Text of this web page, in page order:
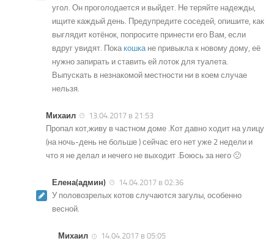
угол. Он проголодается и выйдет. Не теряйте надежды,
ищите каждый день. Предупредите соседей, опишите, как
выглядит котёнок, попросите принести его Вам, если
вдруг увидят. Пока кошкане привыкла к новому дому, её
нужно запирать и ставить ей лоток для туалета.
Выпускать в незнакомой местности ни в коем случае
нельзя.
Михаил
13.04.2017 в 21:53
Пропал кот,живу в частном доме .Кот давно ходит на улицу
(на ночь-день не больше ) сейчас его нет уже 2 недели и
что я не делал и нечего не выходит .Боюсь за него 🙁
Елена(админ)
14.04.2017 в 02:36
У половозрелых котов случаются загулы, особенно
весной.
Михаил 14.04.2017 в 05:05